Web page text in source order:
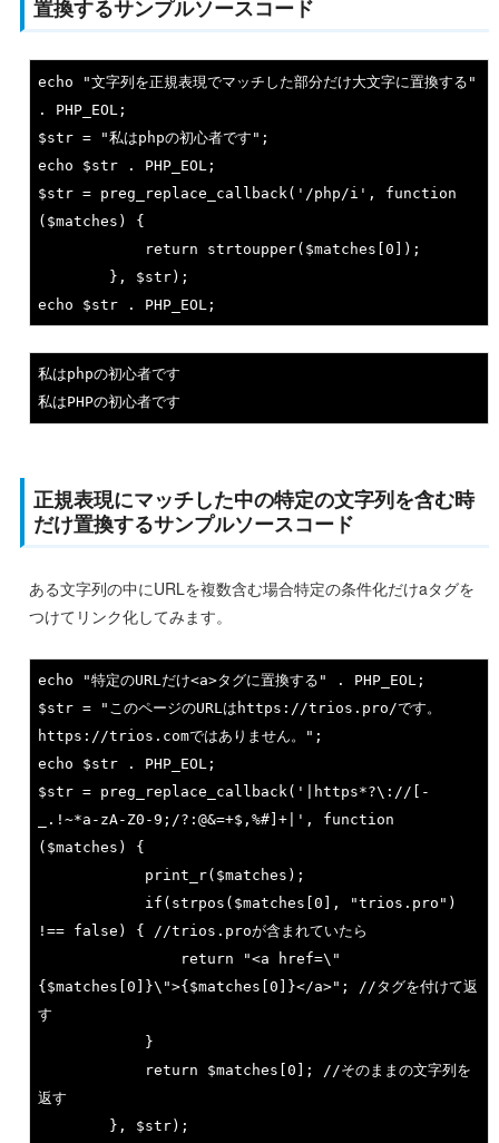
置換するサンプルソースコード
echo
"文字列を正規表現でマッチした部分だけ大文字に置換する"
. PHP_EOL;
$str =
"私はphpの初心者です"
echo $str . PHP_EOL;
$str = preg_replace_callback( '/php/i' , function
($matches)
{
return strtoupper($matches[0 ]);
echo
私はphpの初心者です
私はPHPの初心者です
正規表現にマッチした中の特定の文字列を含む時
だけ置換するサンプルソースコード
ある文字列の中にURLを複数含む場合特定の条件化だけaタグを
つけてリンク化してみます。
echo "特定のURLだけ<a>タグに置換する"
. PHP_EOL;
$str =
"このページのURLはhttps://trios.pro/です。
https://trios.comではありません。"
echo $str . PHP_EOL;
$str = preg_replace_callback( '|https*?\://[-
_.!~*a-zA-Z0-9;/?:@&=+$,%#]+|' , function
($matches)
{
if (strpos($matches[ 0 ], "trios.pro" )
!== false ) { //trios.proが含まれていたら
return
"<a href=\"
{$matches[0]}\">{$matches[0]}</a>" ; //タグを付けて返
す
return $matches[ 0 ]; //そのままの文字列を
返す